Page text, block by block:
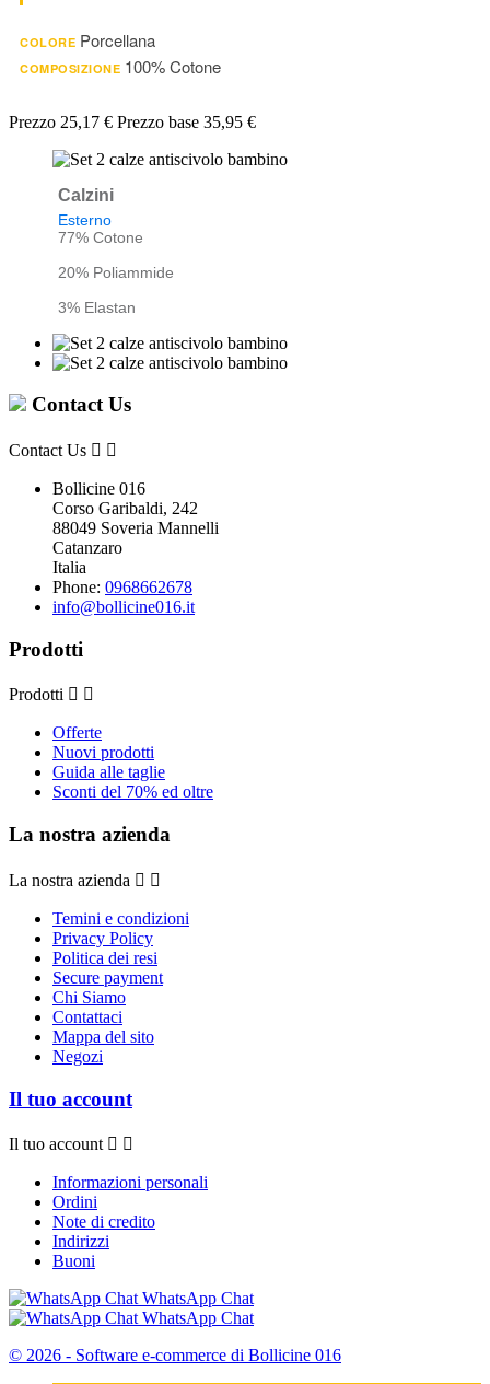
COLORE Porcellana
COMPOSIZIONE 100% Cotone
Prezzo 25,17 € Prezzo base 35,95 €
Calzini
Esterno
77% Cotone
20% Poliammide
3% Elastan
Contact Us
Contact Us  
Bollicine 016
Corso Garibaldi, 242
88049 Soveria Mannelli
Catanzaro
Italia
Phone: 0968662678
info@bollicine016.it
Prodotti
Prodotti  
Offerte
Nuovi prodotti
Guida alle taglie
Sconti del 70% ed oltre
La nostra azienda
La nostra azienda  
Temini e condizioni
Privacy Policy
Politica dei resi
Secure payment
Chi Siamo
Contattaci
Mappa del sito
Negozi
Il tuo account
Il tuo account  
Informazioni personali
Ordini
Note di credito
Indirizzi
Buoni
WhatsApp Chat
WhatsApp Chat
© 2026 - Software e-commerce di Bollicine 016